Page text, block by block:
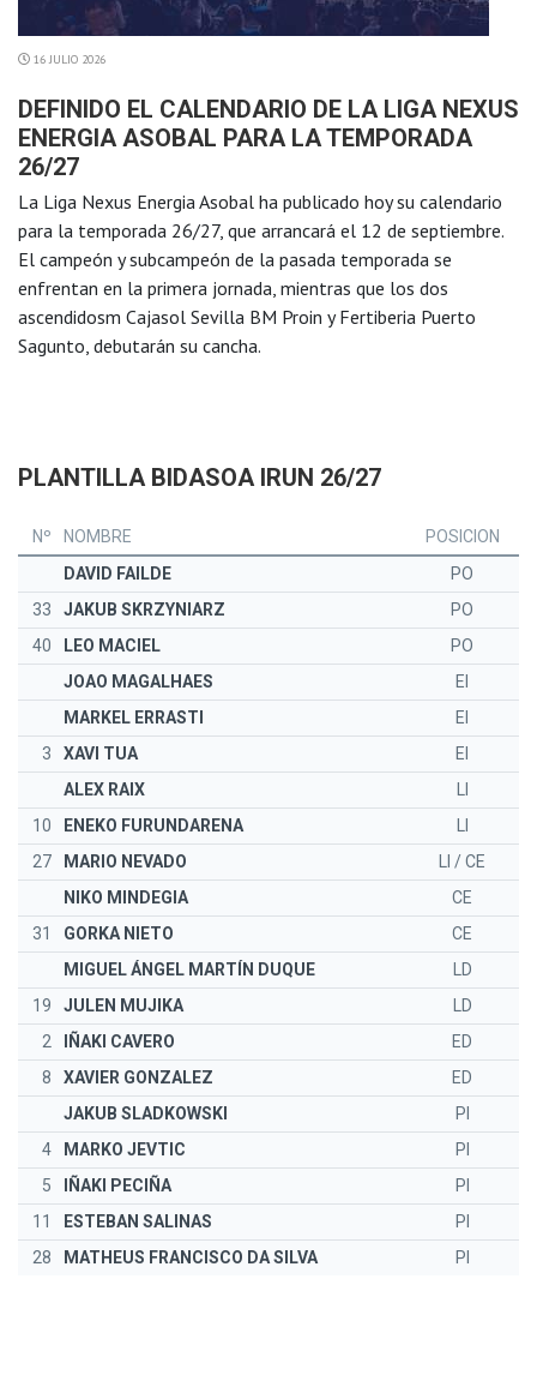
16 JULIO 2026
DEFINIDO EL CALENDARIO DE LA LIGA NEXUS
ENERGIA ASOBAL PARA LA TEMPORADA
26/27
La Liga Nexus Energia Asobal ha publicado hoy su calendario
para la temporada 26/27, que arrancará el 12 de septiembre.
El campeón y subcampeón de la pasada temporada se
enfrentan en la primera jornada, mientras que los dos
ascendidosm Cajasol Sevilla BM Proin y Fertiberia Puerto
Sagunto, debutarán su cancha.
PLANTILLA BIDASOA IRUN 26/27
Nº NOMBRE
POSICION
DAVID FAILDE
PO
33
JAKUB SKRZYNIARZ
PO
40
LEO MACIEL
PO
JOAO MAGALHAES
EI
MARKEL ERRASTI
EI
3
XAVI TUA
EI
ALEX RAIX
LI
10
ENEKO FURUNDARENA
LI
27
MARIO NEVADO
LI / CE
NIKO MINDEGIA
CE
31
GORKA NIETO
CE
MIGUEL ÁNGEL MARTÍN DUQUE
LD
19
JULEN MUJIKA
LD
2
IÑAKI CAVERO
ED
8
XAVIER GONZALEZ
ED
JAKUB SLADKOWSKI
PI
4
MARKO JEVTIC
PI
5
IÑAKI PECIÑA
PI
11
ESTEBAN SALINAS
PI
28
MATHEUS FRANCISCO DA SILVA PI